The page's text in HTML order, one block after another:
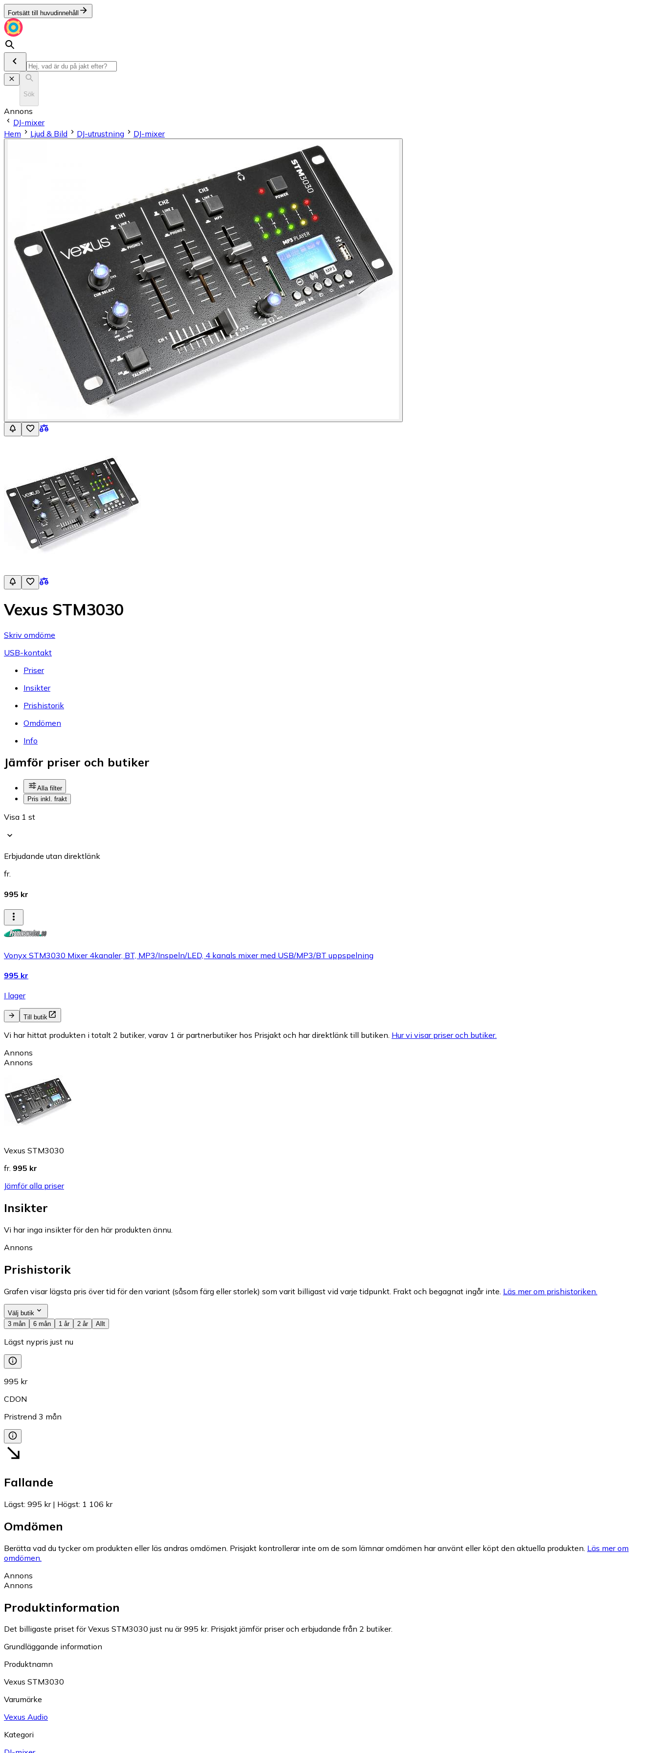
Fortsätt till huvudinnehåll
Sök
Annons
DJ-mixer
Hem
Ljud & Bild DJ-utrustning DJ-mixer
Vexus STM3030
Skriv omdöme
USB-kontakt
Priser
Insikter
Prishistorik
Omdömen
Info
Jämför priser och butiker
Alla filter
Pris inkl. frakt
Visa 1 st
Erbjudande utan direktlänk
fr.
995 kr
Vonyx STM3030 Mixer 4kanaler, BT, MP3/Inspeln/LED, 4 kanals mixer med USB/MP3/BT uppspelning
995 kr
I lager
Till butik
Vi har hittat produkten i totalt 2 butiker, varav 1 är partnerbutiker hos Prisjakt och har direktlänk till butiken. Hur vi visar priser och butiker.
Annons
Annons
Vexus STM3030
fr. 995 kr
Jämför alla priser
Insikter
Vi har inga insikter för den här produkten ännu.
Annons
Prishistorik
Grafen visar lägsta pris över tid för den variant (såsom färg eller storlek) som varit billigast vid varje tidpunkt. Frakt och begagnat ingår inte. Läs mer om prishistoriken.
Välj butik
3 mån
6 mån 1 år 2 år Allt
Lägst nypris just nu
995 kr
CDON
Pristrend 3 mån
Fallande
Lägst: 995 kr| Högst: 1 106 kr
Omdömen
Berätta vad du tycker om produkten eller läs andras omdömen. Prisjakt kontrollerar inte om de som lämnar omdömen har använt eller köpt den aktuella produkten. Läs mer om
omdömen.
Annons
Annons
Produktinformation
Det billigaste priset för Vexus STM3030 just nu är 995 kr. Prisjakt jämför priser och erbjudande från 2 butiker.
Grundläggande information
Produktnamn
Vexus STM3030
Varumärke
Vexus Audio
Kategori